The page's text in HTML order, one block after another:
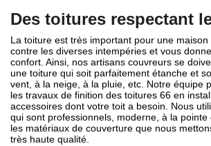
Des toitures respectant
La toiture est très important pour une
contre les diverses intempéries et vous
confort. Ainsi, nos artisans couvreurs se
une toiture qui soit parfaitement étanche et
vent, à la neige, à la pluie, etc. Notre équipe
les travaux de finition des toitures 66 en
accessoires dont votre toit a besoin. Nous
qui sont professionnels, moderne, à la
les matériaux de couverture que nous
très haute qualité.